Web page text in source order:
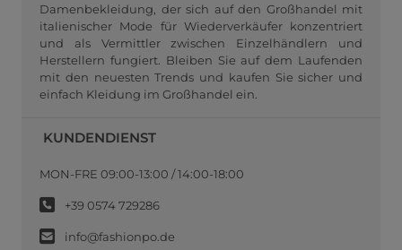
Damenbekleidung, der sich auf den Großhandel mit
italienischer Mode für Wiederverkäufer konzentriert
und als Vermittler zwischen Einzelhändlern und
Herstellern fungiert. Bleiben Sie auf dem Laufenden
mit den neuesten Trends und kaufen Sie sicher und
einfach Kleidung im Großhandel ein.
KUNDENDIENST
MON-FRE 09:00-13:00 / 14:00-18:00
+39 0574 729286
info@fashionpo.de